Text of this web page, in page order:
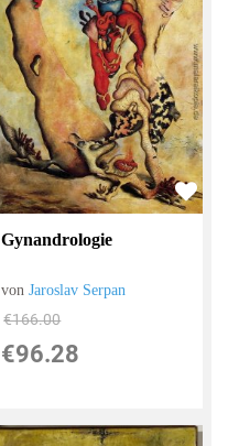
Gynandrologie
vonJaroslav Serpan
€166.00
€96.28